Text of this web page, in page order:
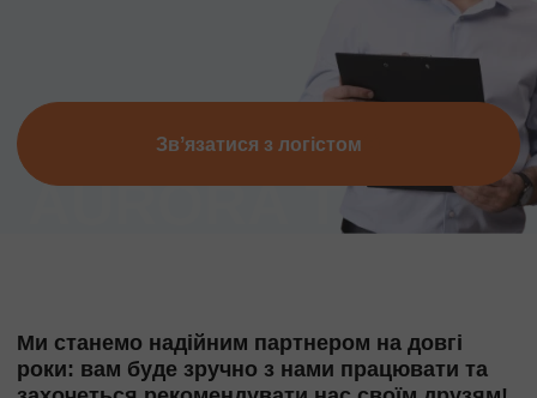
Звʼязатися з логістом
Ми станемо надійним партнером на довгі
роки: вам буде зручно з нами працювати та